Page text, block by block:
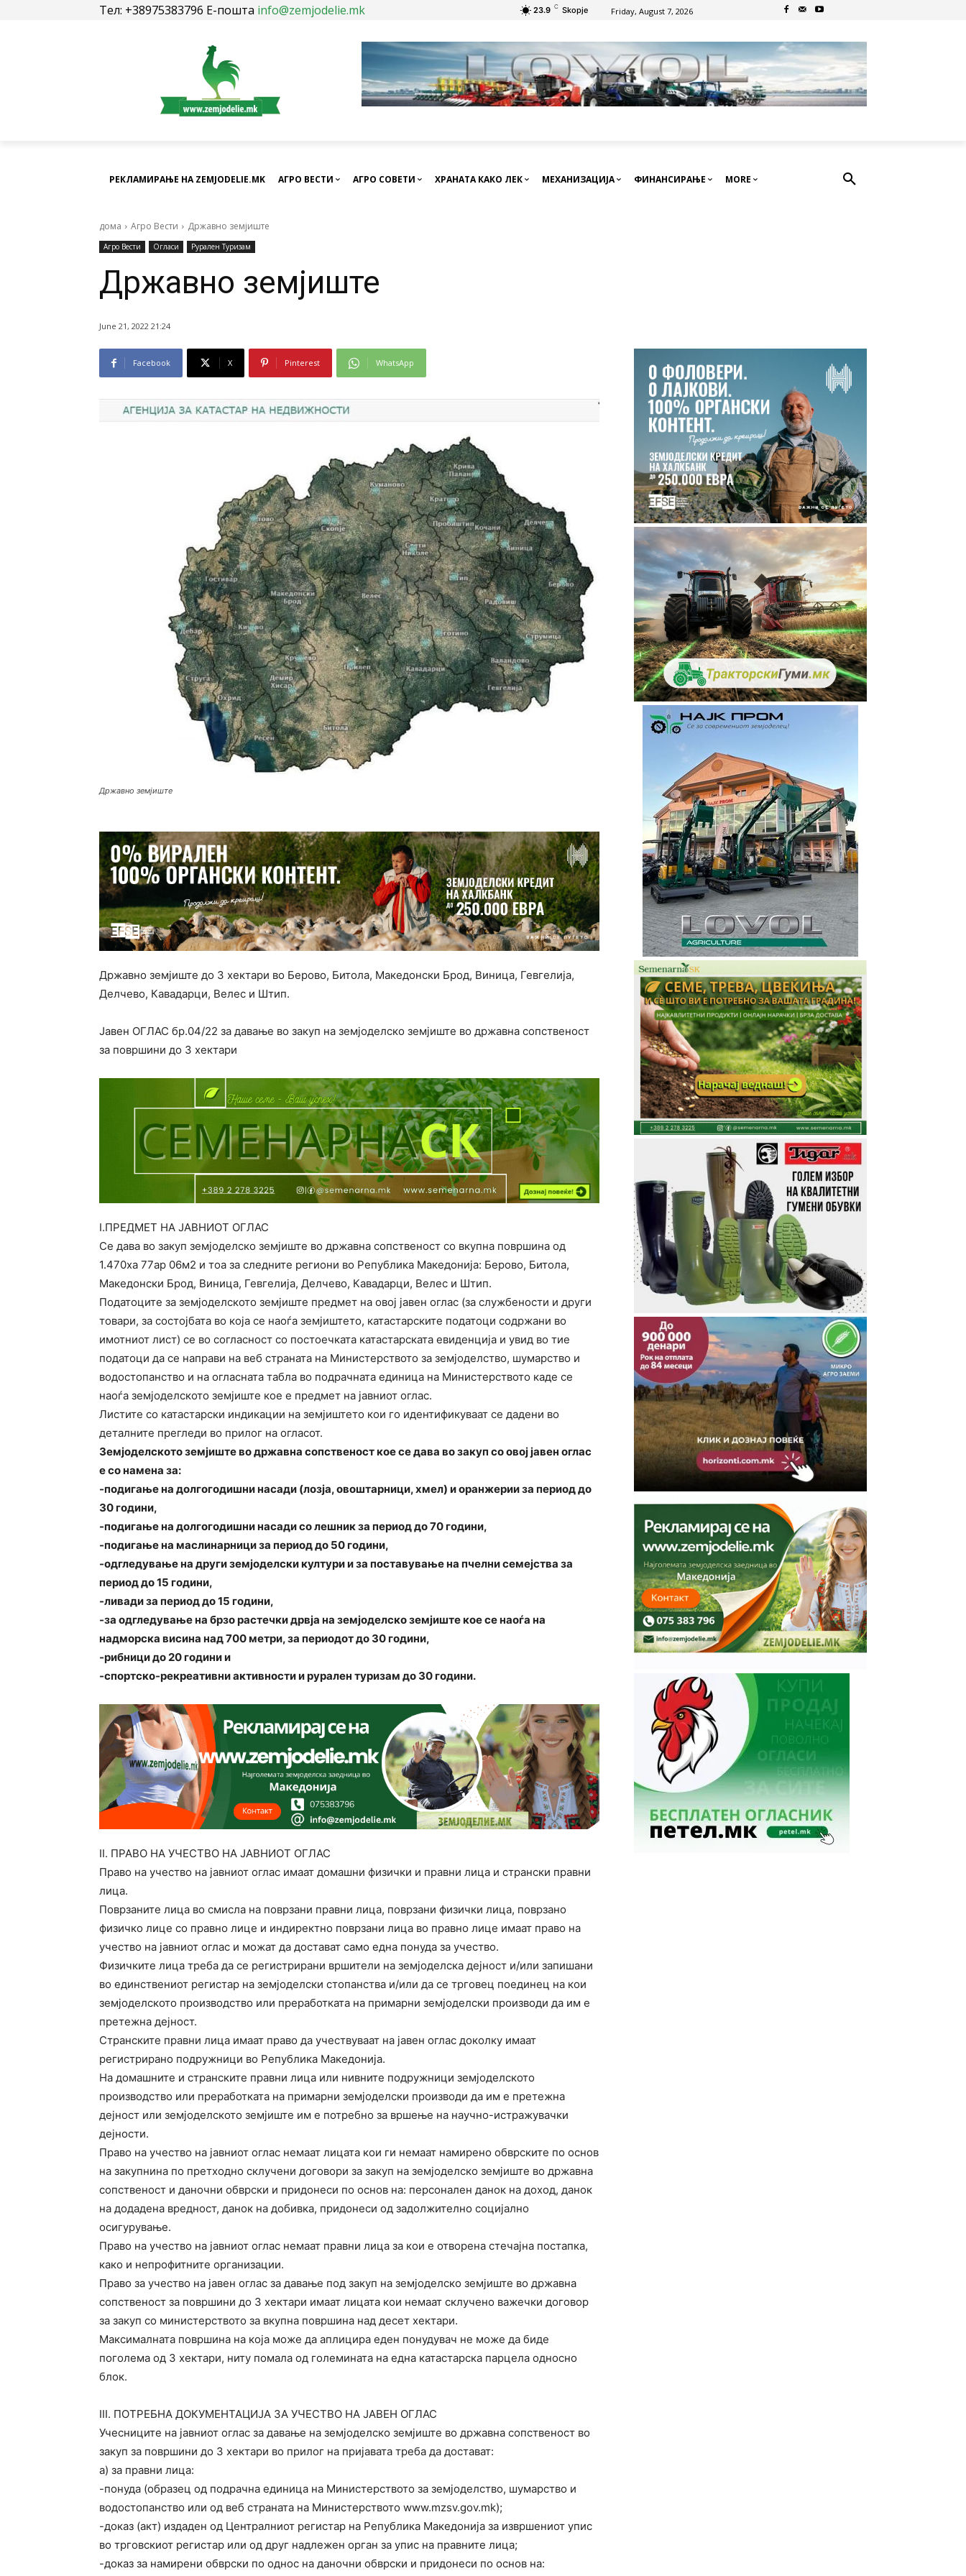
Тел: +38975383796 Е-пошта info@zemjodelie.mk 23.9 C Skopje Friday, August 7, 2026
РЕКЛАМИРАЊЕ НА ZEMJODELIE.MK АГРО ВЕСТИ АГРО СОВЕТИ ХРАНАТА КАКО ЛЕК МЕХАНИЗАЦИЈА ФИНАНСИРАЊЕ MORE
дома Агро Вести Државно земјиште
Агро Вести Огласи Рурален Туризам
Државно земјиште
June 21, 2022 21:24
Facebook X Pinterest WhatsApp
Државно земјиште
Државно земјиште до 3 хектари во Берово, Битола, Македонски Брод, Виница, Гевгелија,
Делчево, Кавадарци, Велес и Штип.
Јавен ОГЛАС бр.04/22 за давање во закуп на земјоделско земјиште во државна сопственост
за површини до 3 хектари
І.ПРЕДМЕТ НА ЈАВНИОТ ОГЛАС
Се дава во закуп земјоделско земјиште во државна сопственост со вкупна површина од
1.470ха 77ap 06м2 и тоа за следните региони во Република Македонија: Берово, Битола,
Македонски Брод, Виница, Гевгелија, Делчево, Кавадарци, Велес и Штип.
Податоците за земјоделското земјиште предмет на овој јавен оглас (за службености и други
товари, за состојбата во која се наоѓа земјиштето, катастарските податоци содржани во
имотниот лист) се во согласност со постоечката катастарската евиденција и увид во тие
податоци да се направи на веб страната на Министерството за земјоделство, шумарство и
водостопанство и на огласната табла во подрачната единица на Министерството каде се
наоѓа земјоделското земјиште кое е предмет на јавниот оглас.
Листите со катастарски индикации на земјиштето кои го идентификуваат се дадени во
деталните прегледи во прилог на огласот.
Земјоделското земјиште во државна сопственост кое се дава во закуп со овој јавен оглас
е со намена за:
-подигање на долгогодишни насади (лозја, овоштарници, хмел) и оранжерии за период до
30 години,
-подигање на долгогодишни насади со лешник за период до 70 години,
-подигање на маслинарници за период до 50 години,
-одгледување на други земјоделски култури и за поставување на пчелни семејства за
период до 15 години,
-ливади за период до 15 години,
-за одгледување на брзо растечки дрвја на земјоделско земјиште кое се наоѓа на
надморска висина над 700 метри, за периодот до 30 години,
-рибници до 20 години и
-спортско-рекреативни активности и рурален туризам до 30 години.
II. ПРАВО НА УЧЕСТВО НА ЈАВНИОТ ОГЛАС
Право на учество на јавниот оглас имаат домашни физички и правни лица и странски правни
лица.
Поврзаните лица во смисла на поврзани правни лица, поврзани физички лица, поврзано
физичко лице со правно лице и индиректно поврзани лица во правно лице имаат право на
учество на јавниот оглас и можат да достават само една понуда за учество.
Физичките лица треба да се регистрирани вршители на земјоделска дејност и/или запишани
во единствениот регистар на земјоделски стопанства и/или да се трговец поединец на кои
земјоделското производство или преработката на примарни земјоделски производи да им е
претежна дејност.
Странските правни лица имаат право да учествуваат на јавен оглас доколку имаат
регистрирано подружници во Република Македонија.
На домашните и странските правни лица или нивните подружници земјоделското
производство или преработката на примарни земјоделски производи да им е претежна
дејност или земјоделското земјиште им е потребно за вршење на научно-истражувачки
дејности.
Право на учество на јавниот оглас немаат лицата кои ги немаат намирено обврските по основ
на закупнина по претходно склучени договори за закуп на земјоделско земјиште во државна
сопственост и даночни обврски и придонеси по основ на: персонален данок на доход, данок
на додадена вредност, данок на добивка, придонеси од задолжително социјално
осигурување.
Право на учество на јавниот оглас немаат правни лица за кои е отворена стечајна постапка,
како и непрофитните организации.
Право за учество на јавен оглас за давање под закуп на земјоделско земјиште во државна
сопственост за површини до 3 хектари имаат лицата кои немаат склучено важечки договор
за закуп со министерството за вкупна површина над десет хектари.
Максималната површина на која може да аплицира еден понудувач не може да биде
поголема од 3 хектари, ниту помала од големината на една катастарска парцела односно
блок.
III. ПОТРЕБНА ДОКУМЕНТАЦИЈА ЗА УЧЕСТВО НА ЈАВЕН ОГЛАС
Учесниците на јавниот оглас за давање на земјоделско земјиште во државна сопственост во
закуп за површини до 3 хектари во прилог на пријавата треба да достават:
а) за правни лица:
-понуда (образец од подрачна единица на Министерството за земјоделство, шумарство и
водостопанство или од веб страната на Министерството www.mzsv.gov.mk);
-доказ (акт) издаден од Централниот регистар на Република Македонија за извршениот упис
во трговскиот регистар или од друг надлежен орган за упис на правните лица;
-доказ за намирени обврски по однос на даночни обврски и придонеси по основ на: